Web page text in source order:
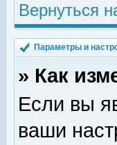
Вернуться
Параметры и
» Как
Если вы
ваши